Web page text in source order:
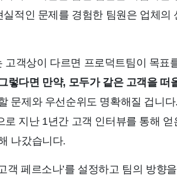
실적인 문제를 경험한 팀원은 업체
고객상이 다르면 프로덕트팀이 목
렇다면 만약, 모두가 같은 고객을 떠
문제와 우선순위도 명확해질 겁니
로 지난 1년간 고객 인터뷰를 통해
나갔습니다.
객 페르소나’를 설정하고 팀의 방향